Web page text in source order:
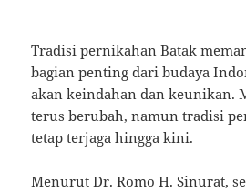
Tradisi pernikahan Batak
bagian penting dari budaya
akan keindahan dan keunikan.
terus berubah, namun tradisi
tetap terjaga hingga kini.
Menurut Dr. Romo H. Sinurat,